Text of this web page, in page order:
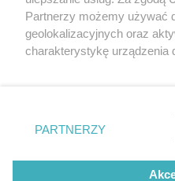
© 2026
Partnerzy możemy używać
geolokalizacyjnych oraz
charakterystykę urządzenia
zmienić/wycofać klikając
znajdujący się w lewym
rodzaje przetwarzania
użytkownika, ale masz
PARTNERZY